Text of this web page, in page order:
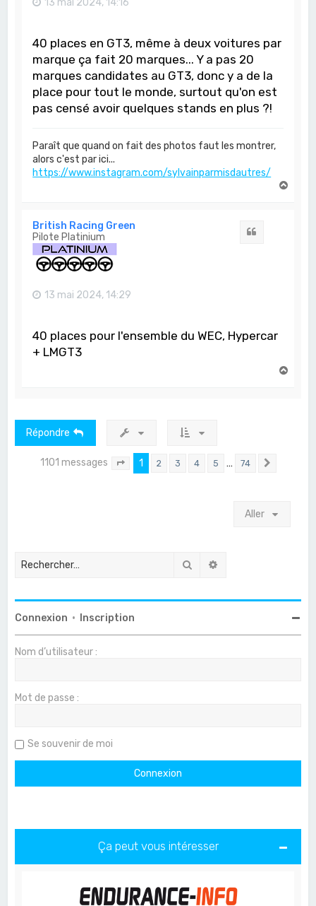
40 places en GT3, même à deux voitures par
marque ça fait 20 marques... Y a pas 20
marques candidates au GT3, donc y a de la
place pour tout le monde, surtout qu'on est
pas censé avoir quelques stands en plus ?!
Paraît que quand on fait des photos faut les montrer,
alors c'est par ici...
https://www.instagram.com/sylvainparmisdautres/
British Racing Green
Pilote Platinium
13 mai 2024, 14:29
40 places pour l'ensemble du WEC, Hypercar
+ LMGT3
Répondre
1101 messages Page sur 74
1 2 3 4 5 … 74
Aller
Rechercher
Connexion • Inscription
Nom d’utilisateur :
Mot de passe :
Se souvenir de moi
Ça peut vous intéresser